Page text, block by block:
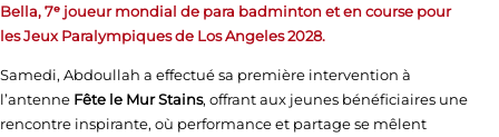
Bella, 7ᵉ joueur mondial de para badminton et en course pour
les Jeux Paralympiques de Los Angeles 2028.
Samedi, Abdoullah a effectué sa première intervention à
l’antenne Fête le Mur Stains, offrant aux jeunes bénéficiaires une
rencontre inspirante, où performance et partage se mêlent